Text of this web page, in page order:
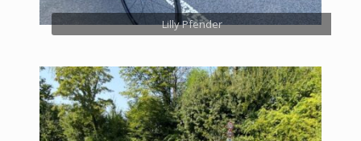
Lilly Pfender